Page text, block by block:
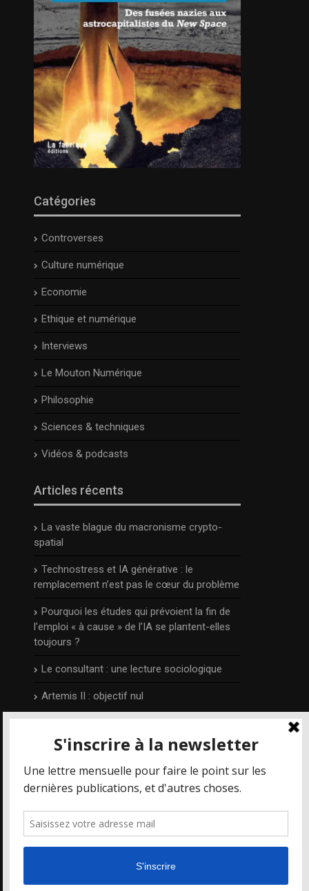
Catégories
Controverses
Culture numérique
Economie
Ethique et numérique
Interviews
Le Mouton Numérique
Philosophie
Sciences & techniques
Vidéos & podcasts
Articles récents
La vaste blague du macronisme crypto-
spatial
Technostress et IA générative : le
remplacement n’est pas le cœur du problème
Pourquoi les études qui prévoient la fin de
l’emploi « à cause » de l’IA se plantent-elles
toujours ?
Le consultant : une lecture sociologique
Artemis II : objectif nul
Publié et édité par Irénée Régnauld,Mais où
va le web ?est un blog qui prend part aux
nouvelles technologies et le numérique en
particulier, depuis 2014.